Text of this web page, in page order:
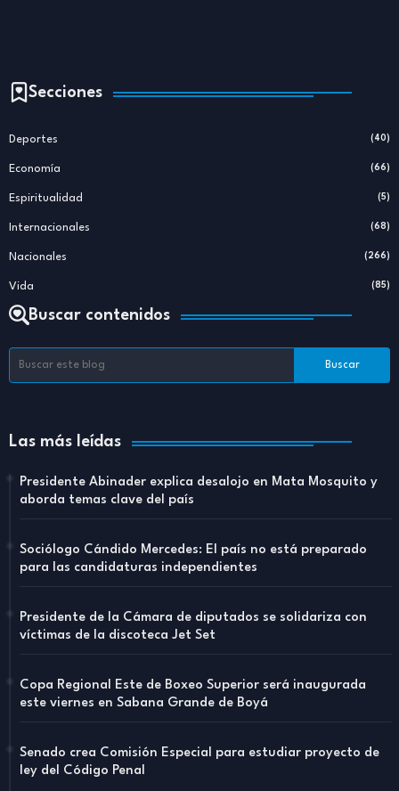
Secciones
Deportes (40)
Economía (66)
Espiritualidad (5)
Internacionales (68)
Nacionales (266)
Vida (85)
Buscar contenidos
Las más leídas
Presidente Abinader explica desalojo en Mata Mosquito y
aborda temas clave del país
Sociólogo Cándido Mercedes: El país no está preparado
para las candidaturas independientes
Presidente de la Cámara de diputados se solidariza con
víctimas de la discoteca Jet Set
Copa Regional Este de Boxeo Superior será inaugurada
este viernes en Sabana Grande de Boyá
Senado crea Comisión Especial para estudiar proyecto de
ley del Código Penal